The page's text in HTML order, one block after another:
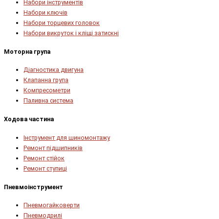
Набори інструментів
Набори ключів
Набори торцевих головок
Набори викруток і кліщі затискні
Моторна група
Діагностика двигуна
Клапанна група
Компресометри
Паливна система
Ходова частина
Інструмент для шиномонтажу
Ремонт підшипників
Ремонт стійок
Ремонт ступиці
Пневмоінструмент
Пневмогайковерти
Пневмодрилі